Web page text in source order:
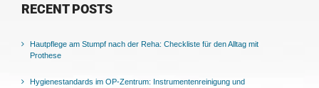
RECENT POSTS
Hautpflege am Stumpf nach der Reha: Checkliste für den Alltag mit
Prothese
Hygienestandards im OP-Zentrum: Instrumentenreinigung und